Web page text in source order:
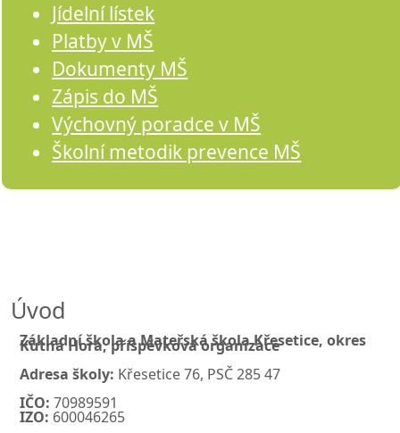
Jídelní lístek
Platby v MŠ
Dokumenty MŠ
Zápis do MŠ
Výchovný poradce v MŠ
Školní metodik prevence MŠ
Úvod
ZákladníškolaaMateřskáškolaKřesetice, okres
Kutná Hora, příspěvkováorganizace
Adresa školy: Křesetice76, PSČ28547
IČO: 70989591
IZO: 600046265